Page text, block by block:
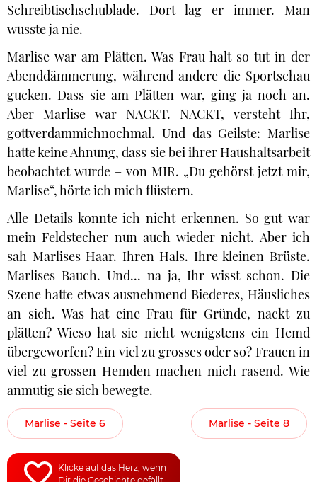
Schreibtischschublade. Dort lag er immer. Man
wusste ja nie.
Marlise war am Plätten. Was Frau halt so tut in der
Abenddämmerung, während andere die Sportschau
gucken. Dass sie am Plätten war, ging ja noch an.
Aber Marlise war NACKT. NACKT, versteht Ihr,
gottverdammichnochmal. Und das Geilste: Marlise
hatte keine Ahnung, dass sie bei ihrer Haushaltsarbeit
beobachtet wurde – von MIR. „Du gehörst jetzt mir,
Marlise“, hörte ich mich flüstern.
Alle Details konnte ich nicht erkennen. So gut war
mein Feldstecher nun auch wieder nicht. Aber ich
sah Marlises Haar. Ihren Hals. Ihre kleinen Brüste.
Marlises Bauch. Und... na ja, Ihr wisst schon. Die
Szene hatte etwas ausnehmend Biederes, Häusliches
an sich. Was hat eine Frau für Gründe, nackt zu
plätten? Wieso hat sie nicht wenigstens ein Hemd
übergeworfen? Ein viel zu grosses oder so? Frauen in
viel zu grossen Hemden machen mich rasend. Wie
anmutig sie sich bewegte.
Marlise - Seite 8
Marlise - Seite 6
Klicke auf das Herz, wenn